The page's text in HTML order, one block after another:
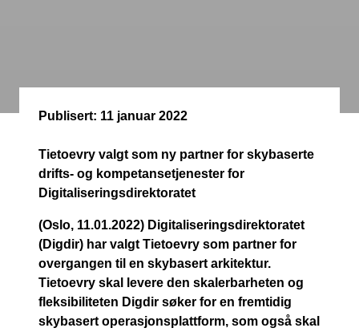
Publisert: 11 januar 2022
Tietoevry valgt som ny partner for skybaserte
drifts- og kompetansetjenester for
Digitaliseringsdirektoratet
(Oslo, 11.01.2022) Digitaliseringsdirektoratet
(Digdir) har valgt Tietoevry som partner for
overgangen til en skybasert arkitektur.
Tietoevry skal levere den skalerbarheten og
fleksibiliteten Digdir søker for en fremtidig
skybasert operasjonsplattform, som også skal